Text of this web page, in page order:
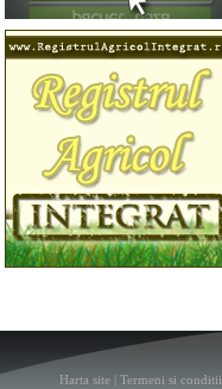
Harta site | Termeni si conditii